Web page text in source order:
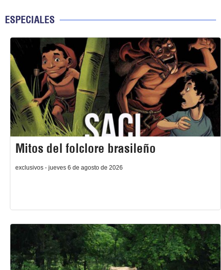
ESPECIALES
Mitos del folclore brasileño
exclusivos - jueves 6 de agosto de 2026